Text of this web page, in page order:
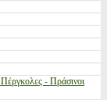
- Πράσινοι